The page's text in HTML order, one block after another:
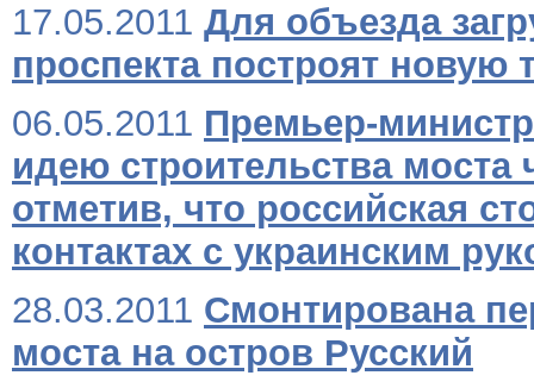
17.05.2011 Для объезда
проспекта построят новую
06.05.2011 Премьер-
идею строительства моста
отметив, что российская
контактах с украинским
28.03.2011 Смонтирована
моста на остров Русский